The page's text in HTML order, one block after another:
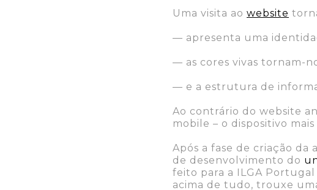
Uma visita ao website
— apresenta uma
— as cores vivas tornam-
— e a estrutura de
Ao contrário do website
mobile – o dispositivo
Após a fase de criação
de desenvolvimento do
feito para a ILGA
acima de tudo, trouxe